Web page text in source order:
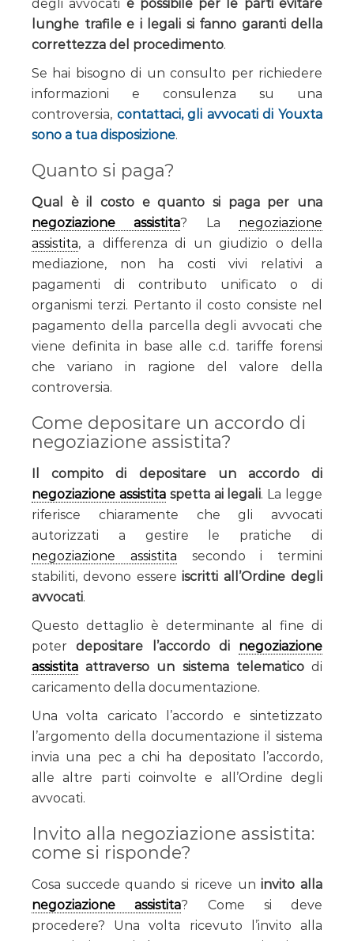
degli avvocati è possibile per le parti evitare
lunghe trafile e i legali si fanno garanti della
correttezza del procedimento.
Se hai bisogno di un consulto per richiedere
informazioni e consulenza su una
controversia, contattaci, gli avvocati di Youxta
sono a tua disposizione.
Quanto si paga?
Qual è il costo e quanto si paga per una
negoziazione assistita? La negoziazione
assistita, a differenza di un giudizio o della
mediazione, non ha costi vivi relativi a
pagamenti di contributo unificato o di
organismi terzi. Pertanto il costo consiste nel
pagamento della parcella degli avvocati che
viene definita in base alle c.d. tariffe forensi
che variano in ragione del valore della
controversia.
Come depositare un accordo di
negoziazione assistita?
Il compito di depositare un accordo di
negoziazione assistitaspetta ai legali. La legge
riferisce chiaramente che gli avvocati
autorizzati a gestire le pratiche di
negoziazione assistita secondo i termini
stabiliti, devono essereiscritti all’Ordine degli
avvocati.
Questo dettaglio è determinante al fine di
poterdepositare l’accordo di negoziazione
assistita attraverso un sistema telematicodi
caricamento della documentazione.
Una volta caricato l’accordo e sintetizzato
l’argomento della documentazione il sistema
invia una pec a chi ha depositato l’accordo,
alle altre parti coinvolte e all’Ordine degli
avvocati.
Invito alla negoziazione assistita:
come si risponde?
Cosa succede quando si riceve uninvito alla
negoziazione assistita? Come si deve
procedere? Una volta ricevuto l’invito alla